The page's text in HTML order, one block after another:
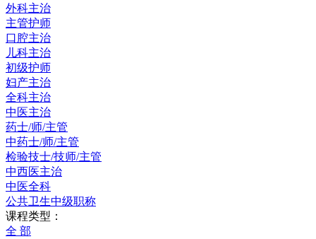
外科主治
主管护师
口腔主治
儿科主治
初级护师
妇产主治
全科主治
中医主治
药士/师/主管
中药士/师/主管
检验技士/技师/主管
中西医主治
中医全科
公共卫生中级职称
课程类型：
全 部